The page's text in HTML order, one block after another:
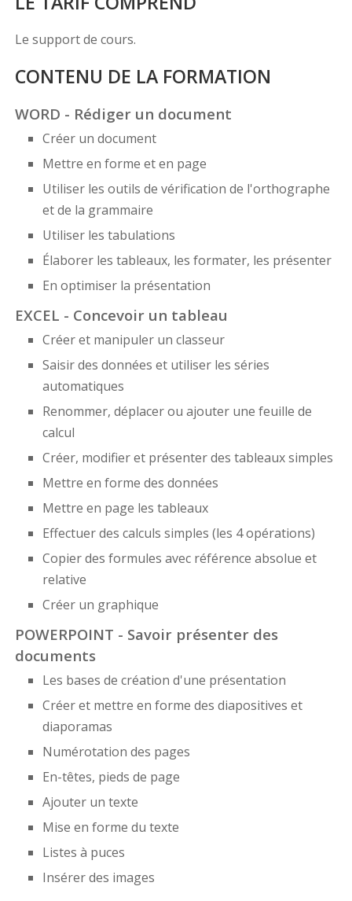
Le support de cours.
CONTENU DE LA FORMATION
WORD - Rédiger un document
Créer un document
Mettre en forme et en page
Utiliser les outils de vérification de l'orthographe
et de la grammaire
Utiliser les tabulations
Élaborer les tableaux, les formater, les présenter
En optimiser la présentation
EXCEL - Concevoir un tableau
Créer et manipuler un classeur
Saisir des données et utiliser les séries
automatiques
Renommer, déplacer ou ajouter une feuille de
calcul
Créer, modifier et présenter des tableaux simples
Mettre en forme des données
Mettre en page les tableaux
Effectuer des calculs simples (les 4 opérations)
Copier des formules avec référence absolue et
relative
Créer un graphique
POWERPOINT - Savoir présenter des
documents
Les bases de création d'une présentation
Créer et mettre en forme des diapositives et
diaporamas
Numérotation des pages
En-têtes, pieds de page
Ajouter un texte
Mise en forme du texte
Listes à puces
Insérer des images